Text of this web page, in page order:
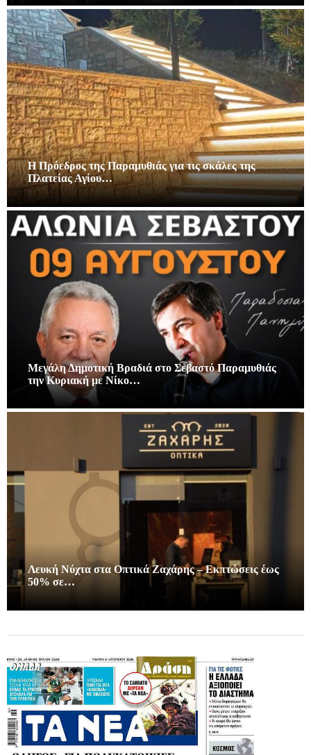
Η Πρόεδρος της Παραμυθιάς για τις σκάλες της
Πλατείας Αγίου…
Μεγάλη Δημοτική Βραδιά στο Σεβαστό Παραμυθιάς
την Κυριακή με Νίκο…
Λευκή Νύχτα στα Οπτικά Ζαχάρης – Εκπτώσεις έως
50% σε…